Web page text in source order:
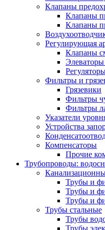
Клапаны
Клапаны
Клапаны
Регулирующая
Клапаны
Фильтры и
Грязевики
Фильтры
Фильтры
Указатели
Устройства
Компенсаторы
Прочие
Трубопроводы:
Трубы и
Трубы и
Трубы и
Трубы стальные
Трубы
Трубы